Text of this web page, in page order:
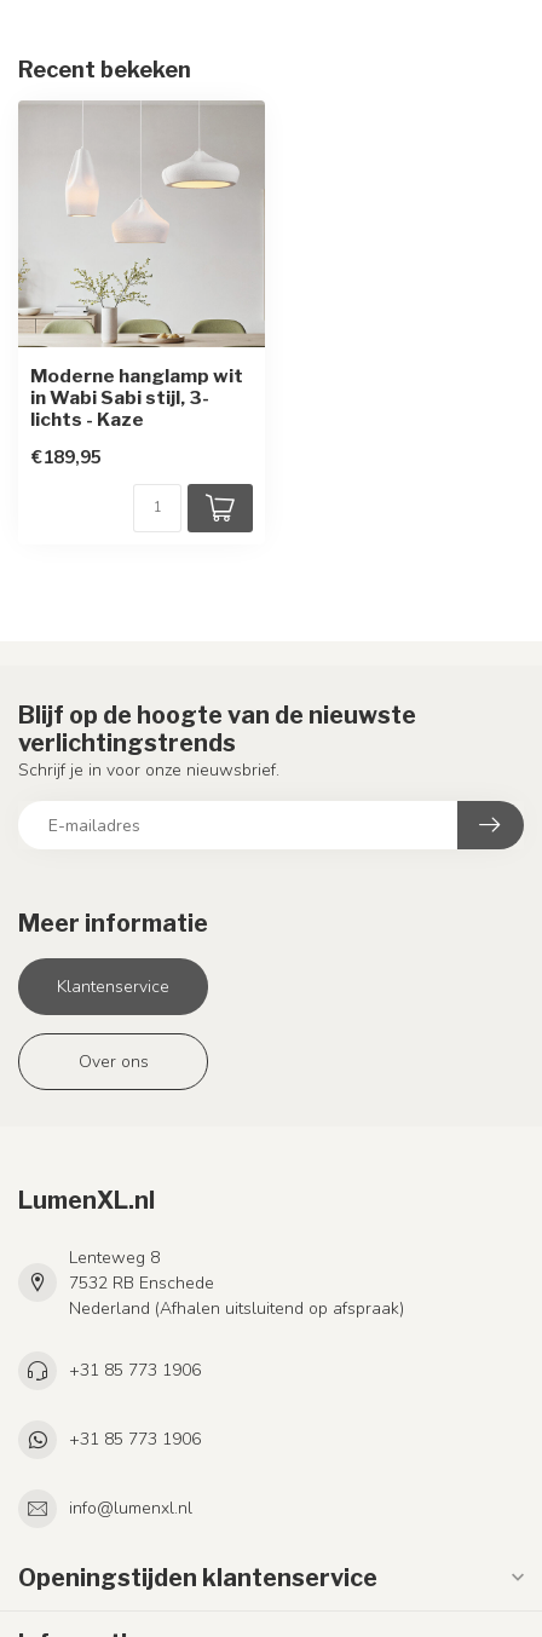
Recent bekeken
Moderne hanglamp wit
in Wabi Sabi stijl, 3-
lichts - Kaze
€189,95
Meer informatie
Klantenservice
Over ons
Blijf op de hoogte van de nieuwste
verlichtingstrends
Schrijf je in voor onze nieuwsbrief.
LumenXL.nl
Lenteweg 8
7532 RB Enschede
Nederland (Afhalen uitsluitend op afspraak)
+31 85 773 1906
+31 85 773 1906
info@lumenxl.nl
Openingstijden klantenservice